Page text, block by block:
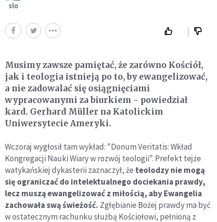
slo
Musimy zawsze pamiętać, że zarówno Kościół,
jak i teologia istnieją po to, by ewangelizować,
a nie zadowalać się osiągnięciami
wypracowanymi za biurkiem - powiedział
kard. Gerhard Müller na Katolickim
Uniwersytecie Ameryki.
Wczoraj wygłosił tam wykład: "Donum Veritatis: Wkład
Kongregacji Nauki Wiary w rozwój teologii". Prefekt tejże
watykańskiej dykasterii zaznaczył, że teolodzy nie mogą
się ograniczać do intelektualnego dociekania prawdy,
lecz muszą ewangelizować z miłością, aby Ewangelia
zachowała swą świeżość. Zgłębianie Bożej prawdy ma być
w ostatecznym rachunku służbą Kościołowi, pełnioną z